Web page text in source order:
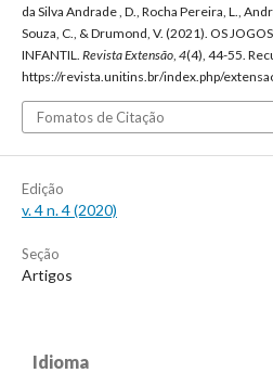
da Silva Andrade , D., Rocha Pereira, L.,
Souza, C., & Drumond, V. (2021). OS
INFANTIL. Revista Extensão 4(4), 44-55.
https://revista.unitins.br/index.php/
Fomatos de Citação
Edição
v. 4 n. 4 (2020)
Seção
Artigos
Idioma